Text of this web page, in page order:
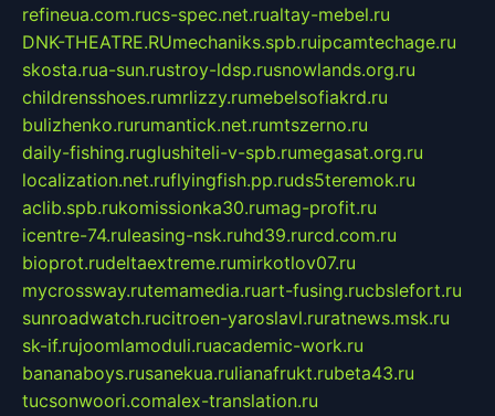
refineua.com.rucs-spec.net.rualtay-mebel.ru
DNK-THEATRE.RUmechaniks.spb.ruipcamtechage.ru
skosta.rua-sun.rustroy-ldsp.rusnowlands.org.ru
childrensshoes.rumrlizzy.rumebelsofiakrd.ru
bulizhenko.rurumantick.net.rumtszerno.ru
daily-fishing.ruglushiteli-v-spb.rumegasat.org.ru
localization.net.ruflyingfish.pp.ruds5teremok.ru
aclib.spb.rukomissionka30.rumag-profit.ru
icentre-74.ruleasing-nsk.ruhd39.rurcd.com.ru
bioprot.rudeltaextreme.rumirkotlov07.ru
mycrossway.rutemamedia.ruart-fusing.rucbslefort.ru
sunroadwatch.rucitroen-yaroslavl.ruratnews.msk.ru
sk-if.rujoomlamoduli.ruacademic-work.ru
bananaboys.rusanekua.rulianafrukt.rubeta43.ru
tucsonwoori.comalex-translation.ru